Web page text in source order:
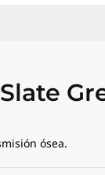
ósea.